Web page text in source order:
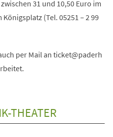
31 und 10,50 Euro im
(Tel. 05251 – 2 99
per Mail an ticket
paderh
THEATER